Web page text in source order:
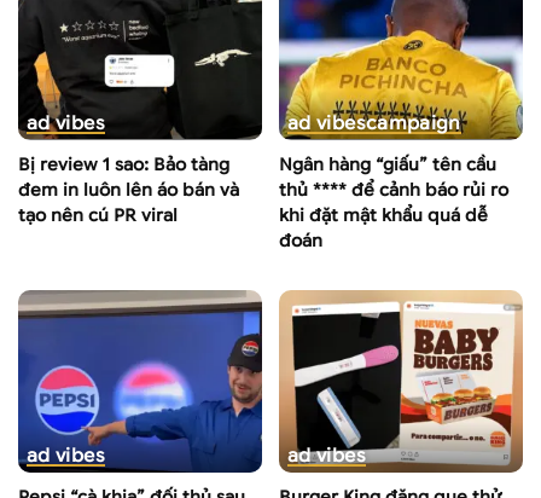
ad vibes
Bị review 1 sao: Bảo tàng
đem in luôn lên áo bán và
tạo nên cú PR viral
ad vibescampaign
Ngân hàng “giấu” tên cầu
thủ **** để cảnh báo rủi ro
khi đặt mật khẩu quá dễ
đoán
ad vibes ad vibes